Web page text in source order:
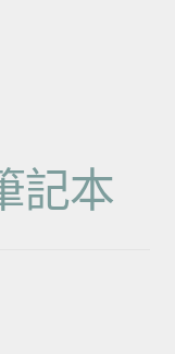
記本